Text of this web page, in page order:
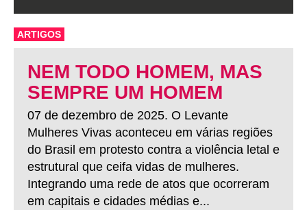
ARTIGOS
NEM TODO HOMEM, MAS
SEMPRE UM HOMEM
07 de dezembro de 2025. O Levante
Mulheres Vivas aconteceu em várias regiões
do Brasil em protesto contra a violência letal e
estrutural que ceifa vidas de mulheres.
Integrando uma rede de atos que ocorreram
em capitais e cidades médias e...